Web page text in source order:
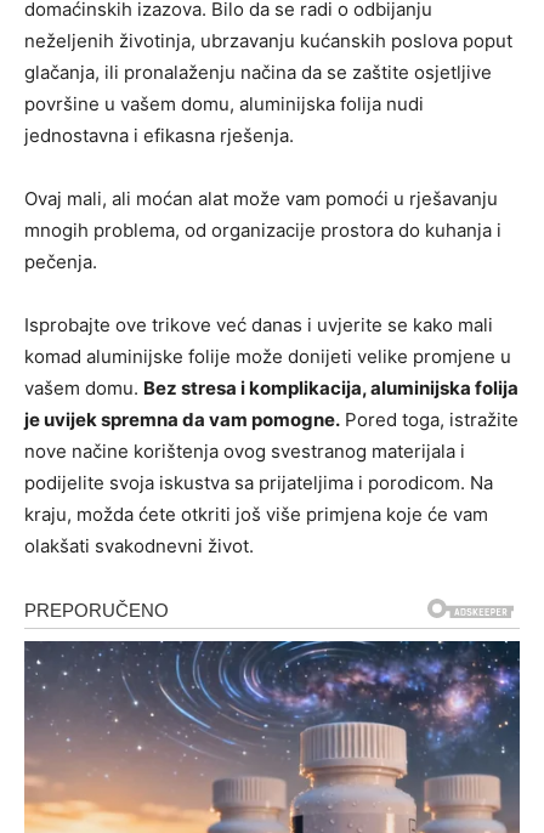
domaćinskih izazova. Bilo da se radi o odbijanju
neželjenih životinja, ubrzavanju kućanskih poslova poput
glačanja, ili pronalaženju načina da se zaštite osjetljive
površine u vašem domu, aluminijska folija nudi
jednostavna i efikasna rješenja.
Ovaj mali, ali moćan alat može vam pomoći u rješavanju
mnogih problema, od organizacije prostora do kuhanja i
pečenja.
Isprobajte ove trikove već danas i uvjerite se kako mali
komad aluminijske folije može donijeti velike promjene u
vašem domu. Bez stresa i komplikacija, aluminijska folija
je uvijek spremna da vam pomogne. Pored toga, istražite
nove načine korištenja ovog svestranog materijala i
podijelite svoja iskustva sa prijateljima i porodicom. Na
kraju, možda ćete otkriti još više primjena koje će vam
olakšati svakodnevni život.